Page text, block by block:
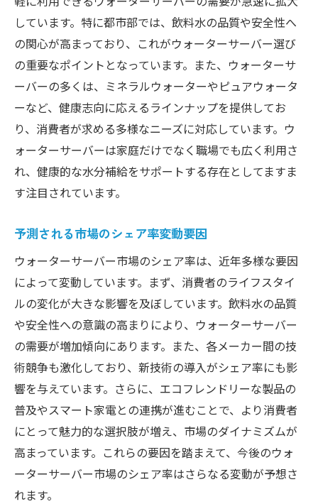
しています。特に都市部では、飲料水の品質や安全性へ
の関心が高まっており、これがウォーターサーバー選び
の重要なポイントとなっています。また、ウォーターサ
ーバーの多くは、ミネラルウォーターやピュアウォータ
ーなど、健康志向に応えるラインナップを提供してお
り、消費者が求める多様なニーズに対応しています。ウ
ォーターサーバーは家庭だけでなく職場でも広く利用さ
れ、健康的な水分補給をサポートする存在としてますま
す注目されています。
予測される市場のシェア率変動要因
ウォーターサーバー市場のシェア率は、近年多様な要因
によって変動しています。まず、消費者のライフスタイ
ルの変化が大きな影響を及ぼしています。飲料水の品質
や安全性への意識の高まりにより、ウォーターサーバー
の需要が増加傾向にあります。また、各メーカー間の技
術競争も激化しており、新技術の導入がシェア率にも影
響を与えています。さらに、エコフレンドリーな製品の
普及やスマート家電との連携が進むことで、より消費者
にとって魅力的な選択肢が増え、市場のダイナミズムが
高まっています。これらの要因を踏まえて、今後のウォ
ーターサーバー市場のシェア率はさらなる変動が予想さ
れます。